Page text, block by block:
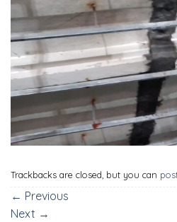
Trackbacks are closed, but you can
← Previous
Next →